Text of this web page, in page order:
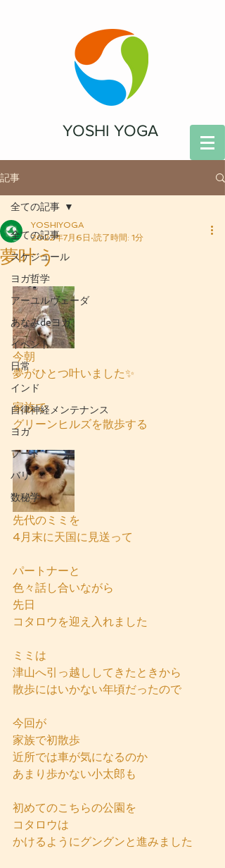
YOSHI YOGA
記事
全ての記事
スケジュール
ヨガ哲学
アーユルヴェーダ
あなみdeヨガ
イベント
日常
インド
自律神経メンテナンス
ヨガ
フード
バリ
数秘学
全ての記事
夢叶う
YOSHIYOGA
2022年7月6日 読了時間: 1分
今朝
夢がひとつ叶いました✨
家族で
グリーンヒルズを散歩する
先代のミミを
4月末に天国に見送って
パートナーと
色々話し合いながら
先日
コタロウを迎え入れました
ミミは
津山へ引っ越ししてきたときから
散歩にはいかない年頃だったので
今回が
家族で初散歩
近所では車が気になるのか
あまり歩かない小太郎も
初めてのこちらの公園を
コタロウは
かけるようにグングンと進みました